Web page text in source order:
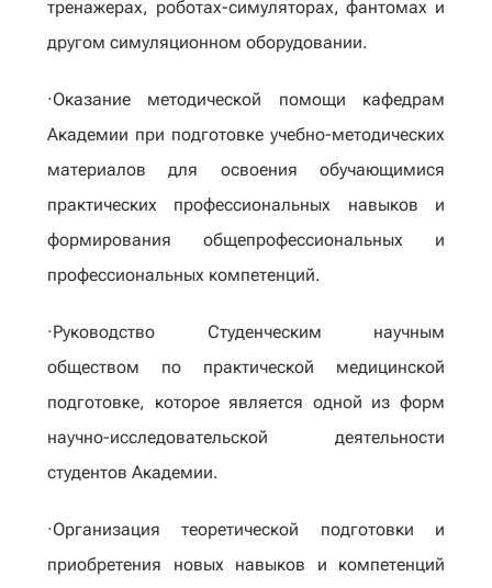
тренажерах, роботах-симуляторах, фантомах и
другом симуляционном оборудовании.
·Оказание методической помощи кафедрам
Академии при подготовке учебно-методических
материалов для освоения обучающимися
практических профессиональных навыков и
формирования общепрофессиональных и
профессиональных компетенций.
·Руководство Студенческим научным
обществом по практической медицинской
подготовке, которое является одной из форм
научно-исследовательской деятельности
студентов Академии.
·Организация теоретической подготовки и
приобретения новых навыков и компетенций